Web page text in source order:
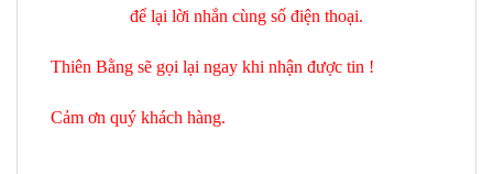
để lại lời nhắn cùng số điện thoại.
Thiên Bằng sẽ gọi lại ngay khi nhận được tin !
Cảm ơn quý khách hàng.